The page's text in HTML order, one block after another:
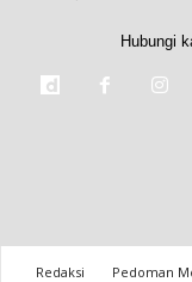
Hubungi
Redaksi Pedoman